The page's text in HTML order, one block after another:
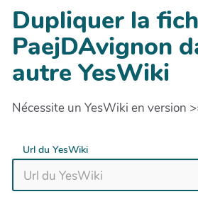
Dupliquer la
PaejDAvignon
autre YesWiki
Nécessite un YesWiki en version
Url du YesWiki